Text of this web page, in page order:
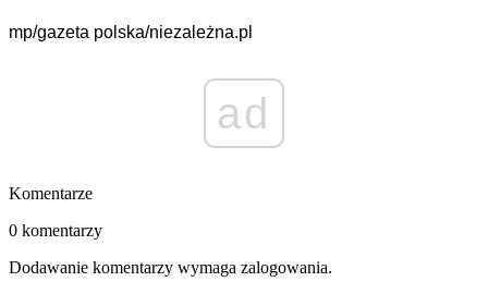
mp/gazeta polska/niezależna.pl
ad
Komentarze
0 komentarzy
Dodawanie komentarzy wymaga zalogowania.